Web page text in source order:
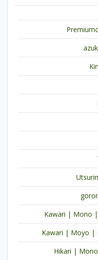
Kawari | Mono |
Kawari | Moyo |
Hikari |